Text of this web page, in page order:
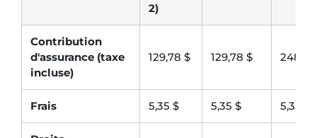
2)
Contribution
d'assurance (taxe
incluse)
129,78 $ 129,78 $ 248,41
Frais 5,35 $ 5,35 $ 5,35 $